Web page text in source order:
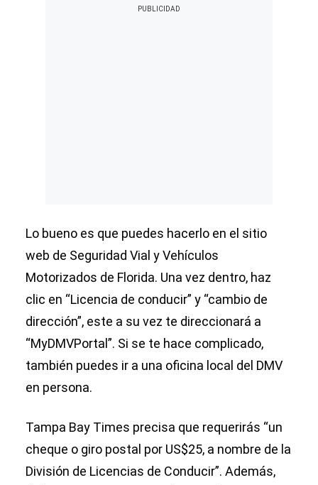
Lo bueno es que puedes hacerlo en el sitio
web de Seguridad Vial y Vehículos
Motorizados de Florida. Una vez dentro, haz
clic en “Licencia de conducir” y “cambio de
dirección”, este a su vez te direccionará a
“MyDMVPortal”. Si se te hace complicado,
también puedes ir a una oficina local del DMV
en persona.
Tampa Bay Times precisa que requerirás “un
cheque o giro postal por US$25, a nombre de la
División de Licencias de Conducir”. Además,